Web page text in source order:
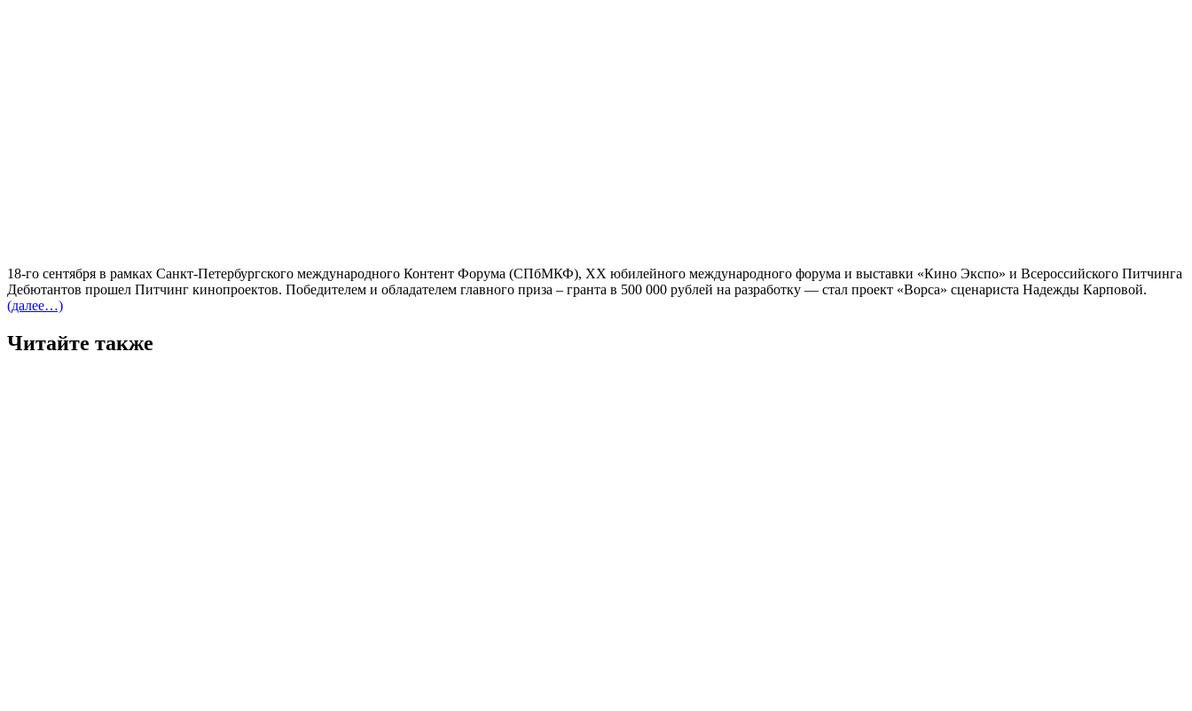
18-го сентября в рамках Санкт-Петербургского международного Контент Форума (СПбМКФ), XX юбилейного международного форума и выставки «Кино Экспо» и Всероссийского Питчинга
Дебютантов прошел Питчинг кинопроектов. Победителем и обладателем главного приза – гранта в 500 000 рублей на разработку — стал проект «Ворса» сценариста Надежды Карповой.
(далее…)
Читайте также